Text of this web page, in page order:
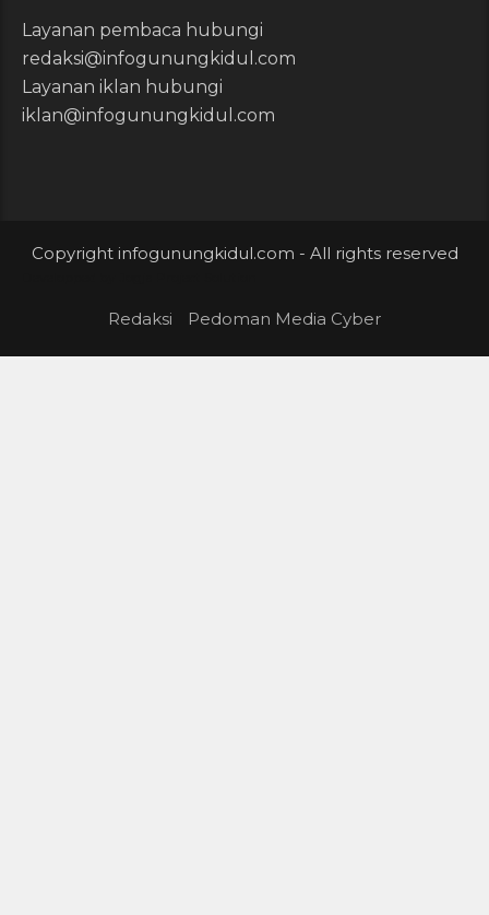
Layanan pembaca hubungi
redaksi@infogunungkidul.com
Layanan iklan hubungi
iklan@infogunungkidul.com
Copyright infogunungkidul.com - All rights reserved
Redaksi Pedoman Media Cyber